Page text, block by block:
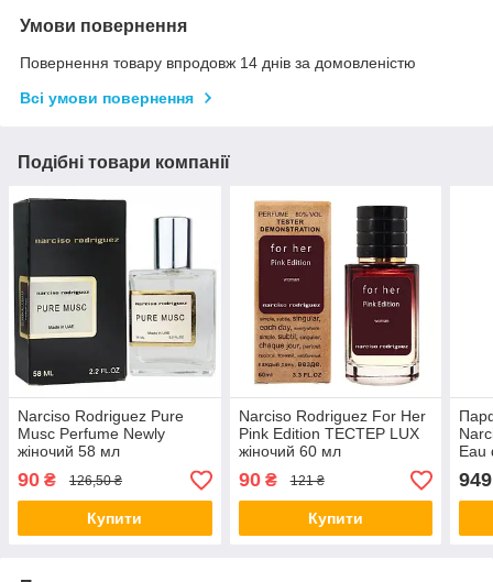
Умови повернення
Повернення товару впродовж 14 днів за домовленістю
Всі умови повернення
Подібні товари компанії
Narciso Rodriguez Pure
Musc Perfume Newly
жіночий 58 мл
90 ₴ 126,50 ₴
Купити
Narciso Rodriguez For Her
Pink Edition ТЕСТЕР LUX
жіночий 60 мл
90₴ 121 ₴
Купити
Eau
мл